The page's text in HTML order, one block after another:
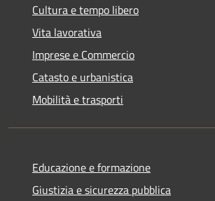
Cultura e tempo libero
Vita lavorativa
Imprese e Commercio
Catasto e urbanistica
Mobilità e trasporti
Educazione e formazione
Giustizia e sicurezza pubblica